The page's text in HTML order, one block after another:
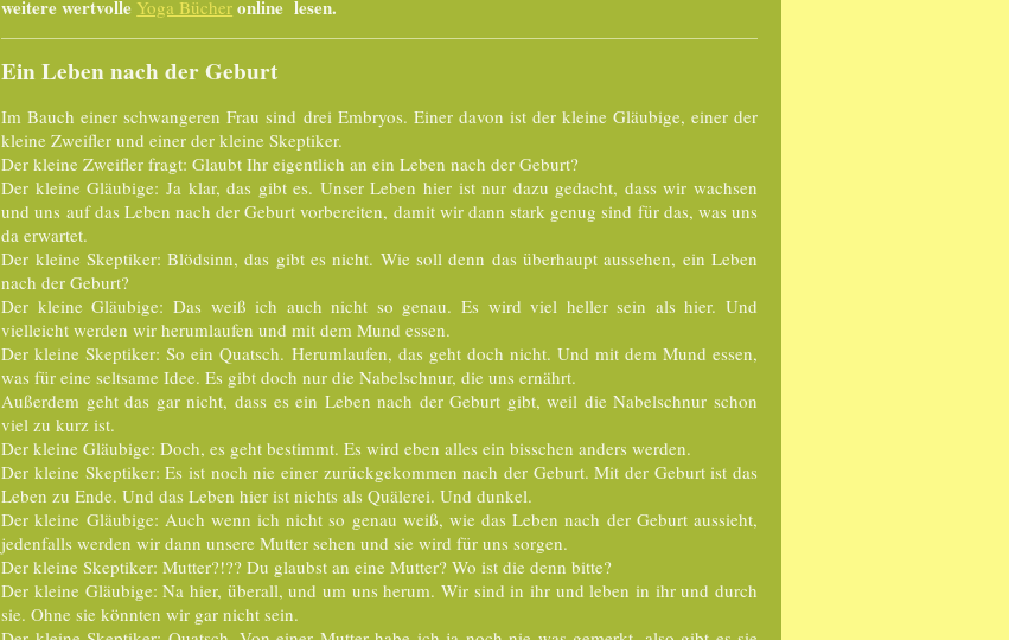
weitere wertvolle Yoga Bücher online lesen.
Ein Leben nach der Geburt
Im Bauch einer schwangeren Frau sind drei Embryos. Einer davon ist der kleine Gläubige, einer der
kleine Zweifler und einer der kleine Skeptiker.
Der kleine Zweifler fragt: Glaubt Ihr eigentlich an ein Leben nach der Geburt?
Der kleine Gläubige: Ja klar, das gibt es. Unser Leben hier ist nur dazu gedacht, dass wir wachsen
und uns auf das Leben nach der Geburt vorbereiten, damit wir dann stark genug sind für das, was uns
da erwartet.
Der kleine Skeptiker: Blödsinn, das gibt es nicht. Wie soll denn das überhaupt aussehen, ein Leben
nach der Geburt?
Der kleine Gläubige: Das weiß ich auch nicht so genau. Es wird viel heller sein als hier. Und
vielleicht werden wir herumlaufen und mit dem Mund essen.
Der kleine Skeptiker: So ein Quatsch. Herumlaufen, das geht doch nicht. Und mit dem Mund essen,
was für eine seltsame Idee. Es gibt doch nur die Nabelschnur, die uns ernährt.
Außerdem geht das gar nicht, dass es ein Leben nach der Geburt gibt, weil die Nabelschnur schon
viel zu kurz ist.
Der kleine Gläubige: Doch, es geht bestimmt. Es wird eben alles ein bisschen anders werden.
Der kleine Skeptiker: Es ist noch nie einer zurückgekommen nach der Geburt. Mit der Geburt ist das
Leben zu Ende. Und das Leben hier ist nichts als Quälerei. Und dunkel.
Der kleine Gläubige: Auch wenn ich nicht so genau weiß, wie das Leben nach der Geburt aussieht,
jedenfalls werden wir dann unsere Mutter sehen und sie wird für uns sorgen.
Der kleine Skeptiker: Mutter?!?? Du glaubst an eine Mutter? Wo ist die denn bitte?
Der kleine Gläubige: Na hier, überall, und um uns herum. Wir sind in ihr und leben in ihr und durch
sie. Ohne sie könnten wir gar nicht sein.